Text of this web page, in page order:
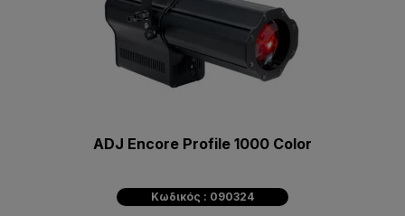
ADJ Encore Profile 1000 Color
Κωδικός : 090324